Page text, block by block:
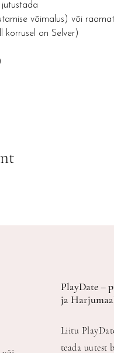
võimalus) või
on Selver)
PlayDate –
ja
Liitu
teada uutest